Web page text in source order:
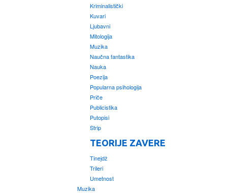
Kriminalistički
Kuvari
Ljubavni
Mitologija
Muzika
Naučna fantastika
Nauka
Poezija
Popularna psihologija
Priče
Publicistika
Putopisi
Strip
TEORIJE ZAVERE
Tinejdž
Trileri
Umetnost
Muzika